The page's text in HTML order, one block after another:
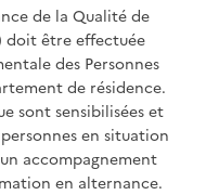
de la Qualité de
doit être effectuée
des Personnes
de résidence.
sont sensibilisées et
en situation
accompagnement
en alternance.